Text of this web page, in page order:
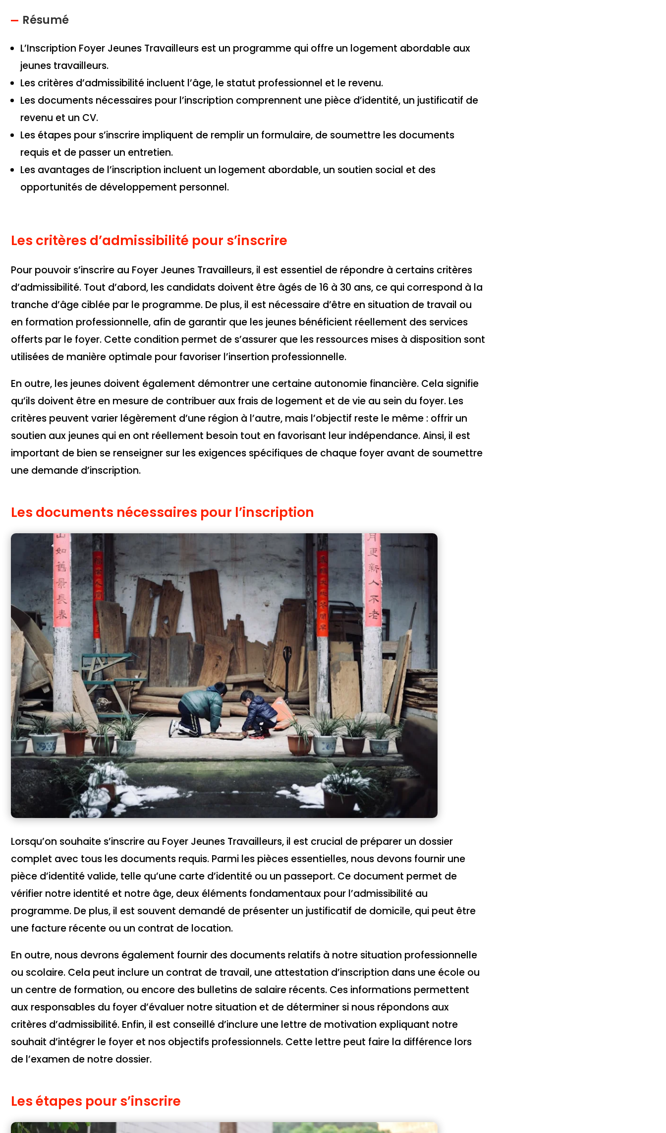
Résumé
L’Inscription Foyer Jeunes Travailleurs est un programme qui offre un logement abordable aux
jeunes travailleurs.
Les critères d’admissibilité incluent l’âge, le statut professionnel et le revenu.
Les documents nécessaires pour l’inscription comprennent une pièce d’identité, un justificatif de
revenu et un CV.
Les étapes pour s’inscrire impliquent de remplir un formulaire, de soumettre les documents
requis et de passer un entretien.
Les avantages de l’inscription incluent un logement abordable, un soutien social et des
opportunités de développement personnel.
Les critères d’admissibilité pour s’inscrire
Pour pouvoir s’inscrire au Foyer Jeunes Travailleurs, il est essentiel de répondre à certains critères
d’admissibilité. Tout d’abord, les candidats doivent être âgés de 16 à 30 ans, ce qui correspond à la
tranche d’âge ciblée par le programme. De plus, il est nécessaire d’être en situation de travail ou
en formation professionnelle, afin de garantir que les jeunes bénéficient réellement des services
offerts par le foyer. Cette condition permet de s’assurer que les ressources mises à disposition sont
utilisées de manière optimale pour favoriser l’insertion professionnelle.
En outre, les jeunes doivent également démontrer une certaine autonomie financière. Cela signifie
qu’ils doivent être en mesure de contribuer aux frais de logement et de vie au sein du foyer. Les
critères peuvent varier légèrement d’une région à l’autre, mais l’objectif reste le même : offrir un
soutien aux jeunes qui en ont réellement besoin tout en favorisant leur indépendance. Ainsi, il est
important de bien se renseigner sur les exigences spécifiques de chaque foyer avant de soumettre
une demande d’inscription.
Les documents nécessaires pour l’inscription
Lorsqu’on souhaite s’inscrire au Foyer Jeunes Travailleurs, il est crucial de préparer un dossier
complet avec tous les documents requis. Parmi les pièces essentielles, nous devons fournir une
pièce d’identité valide, telle qu’une carte d’identité ou un passeport. Ce document permet de
vérifier notre identité et notre âge, deux éléments fondamentaux pour l’admissibilité au
programme. De plus, il est souvent demandé de présenter un justificatif de domicile, qui peut être
une facture récente ou un contrat de location.
En outre, nous devrons également fournir des documents relatifs à notre situation professionnelle
ou scolaire. Cela peut inclure un contrat de travail, une attestation d’inscription dans une école ou
un centre de formation, ou encore des bulletins de salaire récents. Ces informations permettent
aux responsables du foyer d’évaluer notre situation et de déterminer si nous répondons aux
critères d’admissibilité. Enfin, il est conseillé d’inclure une lettre de motivation expliquant notre
souhait d’intégrer le foyer et nos objectifs professionnels. Cette lettre peut faire la différence lors
de l’examen de notre dossier.
Les étapes pour s’inscrire